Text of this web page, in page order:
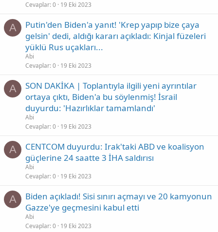
Cevaplar 0 19 Eki 2023
A
Putin'den Biden'a yanıt! 'Krep yapıp bize çaya
gelsin' dedi, aldığı kararı açıkladı: Kinjal füzeleri
yüklü Rus uçakları...
Abi
Cevaplar 0 19 Eki 2023
A
SON DAKİKA | Toplantıyla ilgili yeni ayrıntılar
ortaya çıktı, Biden'a bu söylenmiş! İsrail
duyurdu: 'Hazırlıklar tamamlandı'
Abi
Cevaplar 0 19 Eki 2023
A
CENTCOM duyurdu: Irak'taki ABD ve koalisyon
güçlerine 24 saatte 3 İHA saldırısı
Abi
Cevaplar 0 19 Eki 2023
A
Biden açıkladı! Sisi sınırı açmayı ve 20 kamyonun
Gazze'ye geçmesini kabul etti
Abi
Cevaplar 0 19 Eki 2023